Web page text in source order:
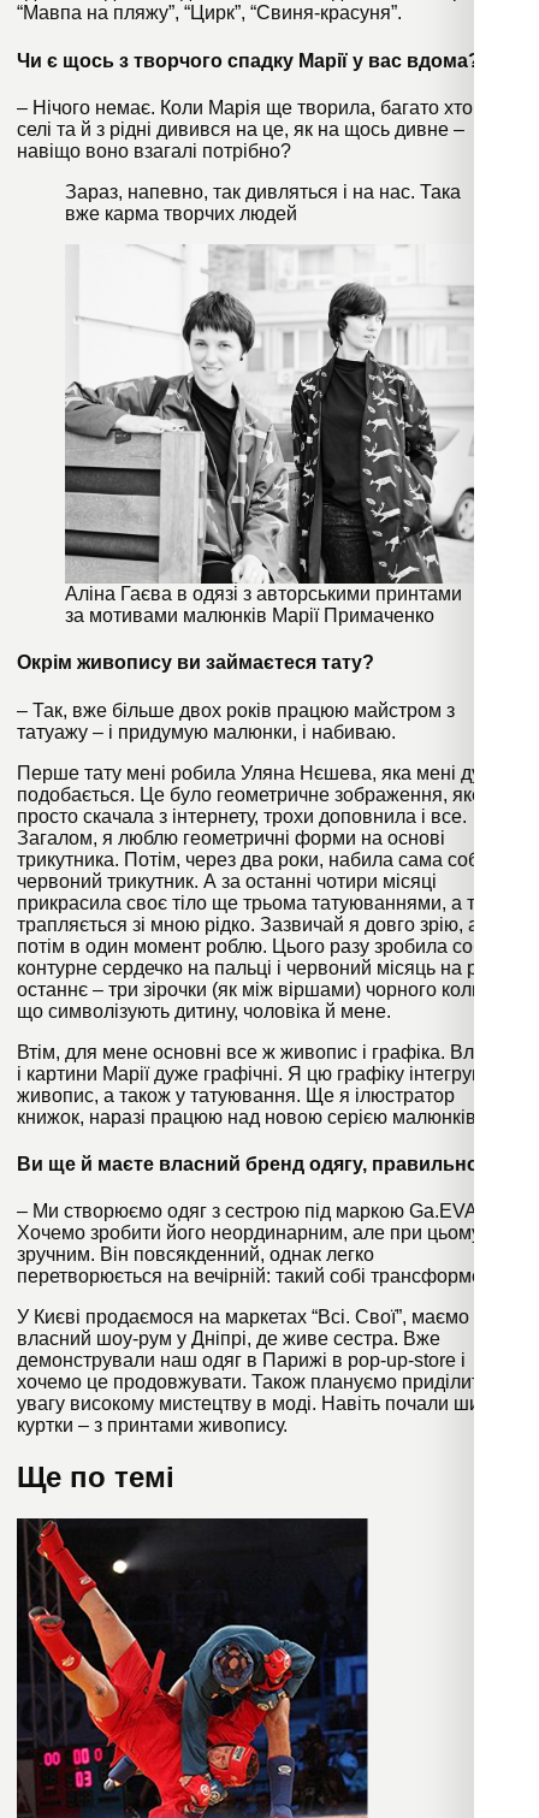
“Мавпа на пляжу”, “Цирк”, “Свиня-красуня”.
Чи є щось з творчого спадку Марії у вас вдома?
– Нічого немає. Коли Марія ще творила, багато хто в
селі та й з рідні дивився на це, як на щось дивне –
навіщо воно взагалі потрібно?
Зараз, напевно, так дивляться і на нас. Така
вже карма творчих людей
Аліна Гаєва в одязі з авторськими принтами
за мотивами малюнків Марії Примаченко
Окрім живопису ви займаєтеся тату?
– Так, вже більше двох років працюю майстром з
татуажу – і придумую малюнки, і набиваю.
Перше тату мені робила Уляна Нєшева, яка мені дуже
подобається. Це було геометричне зображення, яке я
просто скачала з інтернету, трохи доповнила і все.
Загалом, я люблю геометричні форми на основі
трикутника. Потім, через два роки, набила сама собі
червоний трикутник. А за останні чотири місяці
прикрасила своє тіло ще трьома татуюваннями, а таке
трапляється зі мною рідко. Зазвичай я довго зрію, а
потім в один момент роблю. Цього разу зробила собі
контурне сердечко на пальці і червоний місяць на руці, і
останнє – три зірочки (як між віршами) чорного кольору,
що символізують дитину, чоловіка й мене.
Втім, для мене основні все ж живопис і графіка. Власне,
і картини Марії дуже графічні. Я цю графіку інтегрую в
живопис, а також у татуювання. Ще я ілюстратор
книжок, наразі працюю над новою серією малюнків.
Ви ще й маєте власний бренд одягу, правильно?
– Ми створюємо одяг з сестрою під маркою Ga.EVA.
Хочемо зробити його неординарним, але при цьому
зручним. Він повсякденний, однак легко
перетворюється на вечірній: такий собі трансформер.
У Києві продаємося на маркетах “Всі. Свої”, маємо
власний шоу-рум у Дніпрі, де живе сестра. Вже
демонстрували наш одяг в Парижі в pop-up-store і
хочемо це продовжувати. Також плануємо приділити
увагу високому мистецтву в моді. Навіть почали шити
куртки – з принтами живопису.
Ще по темі